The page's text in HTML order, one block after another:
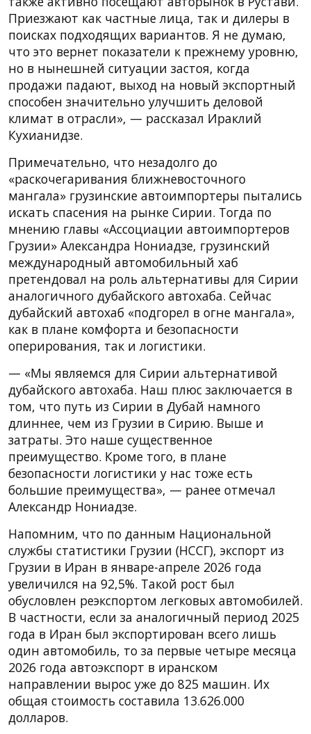
Приезжают как частные лица, так и дилеры в
поисках подходящих вариантов. Я не думаю,
что это вернет показатели к прежнему уровню,
но в нынешней ситуации застоя, когда
продажи падают, выход на новый экспортный
способен значительно улучшить деловой
климат в отрасли», — рассказал Ираклий
Кухианидзе.
Примечательно, что незадолго до
«раскочегаривания ближневосточного
мангала» грузинские автоимпортеры пытались
искать спасения на рынке Сирии. Тогда по
мнению главы «Ассоциации автоимпортеров
Грузии» Александра Нониадзе, грузинский
международный автомобильный хаб
претендовал на роль альтернативы для Сирии
аналогичного дубайского автохаба. Сейчас
дубайский автохаб «подгорел в огне мангала»,
как в плане комфорта и безопасности
оперирования, так и логистики.
— «Мы являемся для Сирии альтернативой
дубайского автохаба. Наш плюс заключается в
том, что путь из Сирии в Дубай намного
длиннее, чем из Грузии в Сирию. Выше и
затраты. Это наше существенное
преимущество. Кроме того, в плане
безопасности логистики у нас тоже есть
большие преимущества», — ранее отмечал
Александр Нониадзе.
Напомним, что по данным Национальной
службы статистики Грузии (НССГ), экспорт из
Грузии в Иран в январе-апреле 2026 года
увеличился на 92,5%. Такой рост был
обусловлен реэкспортом легковых автомобилей.
В частности, если за аналогичный период 2025
года в Иран был экспортирован всего лишь
один автомобиль, то за первые четыре месяца
2026 года автоэкспорт в иранском
направлении вырос уже до 825 машин. Их
общая стоимость составила 13.626.000
долларов.